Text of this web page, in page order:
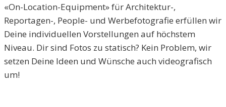
«On-Location-Equipment» für Architektur-,
Reportagen-, People- und Werbefotografie erfüllen wir
Deine individuellen Vorstellungen auf höchstem
Niveau. Dir sind Fotos zu statisch? Kein Problem, wir
setzen Deine Ideen und Wünsche auch videografisch
um!